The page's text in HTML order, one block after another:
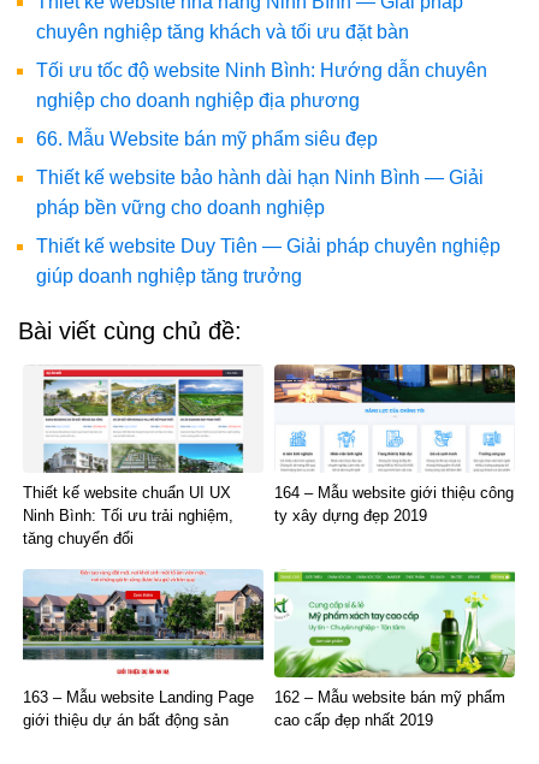
chuyên nghiệp tăng khách và tối ưu đặt bàn
Tối ưu tốc độ website Ninh Bình: Hướng dẫn chuyên
nghiệp cho doanh nghiệp địa phương
66. Mẫu Website bán mỹ phẩm siêu đẹp
Thiết kế website bảo hành dài hạn Ninh Bình — Giải
pháp bền vững cho doanh nghiệp
Thiết kế website Duy Tiên — Giải pháp chuyên nghiệp
giúp doanh nghiệp tăng trưởng
Bài viết cùng chủ đề:
Thiết kế website chuẩn UI UX
Ninh Bình: Tối ưu trải nghiệm,
tăng chuyển đổi
164 – Mẫu website giới thiệu công
ty xây dựng đẹp 2019
163 – Mẫu website Landing Page
giới thiệu dự án bất động sản
162 – Mẫu website bán mỹ phẩm
cao cấp đẹp nhất 2019